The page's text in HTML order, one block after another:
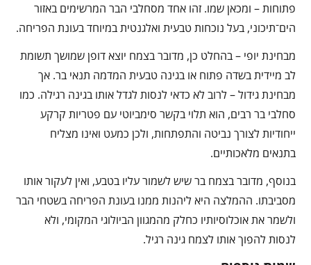
פתוחות – ומכאן שמו. זהו אחד מסחלבי הבר המרשימים באזור
הים־תיכוני, בעל נוכחות טבעית ואלגנטית במיוחד בעונת הפריחה.
מבחינת יופי – בהחלט כן, מדובר בצמח יוצא דופן שמושך תשומת
לב מיידית בשדה פתוח או בגינה טבעית המדמה תנאי בר. אך
מבחינת גידול – לרוב לא כדאי לנסות לגדל אותו בגינה רגילה. כמו
סחלבי בר רבים, הוא תלוי בקשר סימביוטי עם פטריות קרקע
ייחודיות לצורך נביטה והתפתחות, ולכן כמעט ואינו מצליח
בתנאים מלאכותיים.
בנוסף, מדובר בצמח בר שיש לשמור עליו בטבע, ואין לעקור אותו
מסביבתו. ההמלצה היא ליהנות ממנו בעונת הפריחה בשטחי הבר
ולשמר את אוכלוסיותיו כחלק מהמגוון הביולוגי המקומי, ולא
לנסות להפוך אותו לצמח גינה רגיל.